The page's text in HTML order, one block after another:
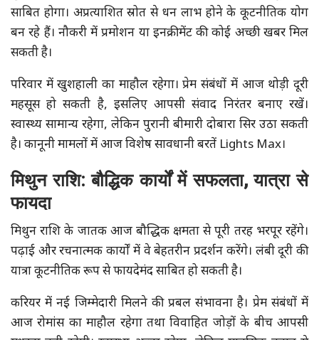
साबित होगा। अप्रत्याशित स्रोत से धन लाभ होने के कूटनीतिक योग
बन रहे हैं। नौकरी में प्रमोशन या इनक्रीमेंट की कोई अच्छी खबर मिल
सकती है।
परिवार में खुशहाली का माहौल रहेगा। प्रेम संबंधों में आज थोड़ी दूरी
महसूस हो सकती है, इसलिए आपसी संवाद निरंतर बनाए रखें।
स्वास्थ्य सामान्य रहेगा, लेकिन पुरानी बीमारी दोबारा सिर उठा सकती
है। कानूनी मामलों में आज विशेष सावधानी बरतें Lights Max।
मिथुन राशि: बौद्धिक कार्यों में सफलता, यात्रा से
फायदा
मिथुन राशि के जातक आज बौद्धिक क्षमता से पूरी तरह भरपूर रहेंगे।
पढ़ाई और रचनात्मक कार्यों में वे बेहतरीन प्रदर्शन करेंगे। लंबी दूरी की
यात्रा कूटनीतिक रूप से फायदेमंद साबित हो सकती है।
करियर में नई जिम्मेदारी मिलने की प्रबल संभावना है। प्रेम संबंधों में
आज रोमांस का माहौल रहेगा तथा विवाहित जोड़ों के बीच आपसी